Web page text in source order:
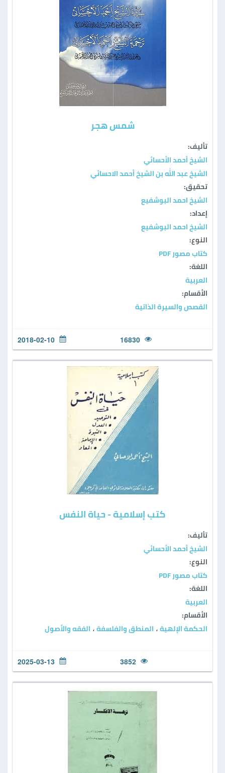
شمس هجر
تأليف:
الشيخ أحمد الأحسائي
الشيخ عبد الله بن الشيخ أحمد الاحسائي
تحقيق:
الشيخ احمد البوشفيع
إعداد:
الشيخ احمد البوشفيع
النوع:
كتاب مصور PDF
اللغة:
العربية
الأقسام:
القصص والسيرة الذاتية
16830
2018-02-10
كتب إسلامية - حياة النفس
تأليف:
الشيخ أحمد الأحسائي
النوع:
كتاب مصور PDF
اللغة:
العربية
الأقسام:
الحكمة الإلهية ، المنطق والفلسفة ، الفقه والأصول
3852
2025-03-13